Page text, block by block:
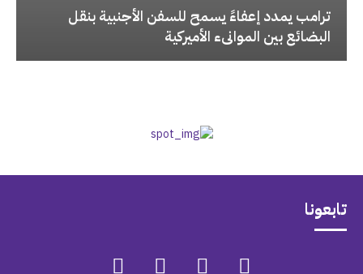
‏ترامب يمدد إعفاءً يسمح للسفن الأجنبية بنقل
البضائع بين الموانىء الأميركية
تابعونا